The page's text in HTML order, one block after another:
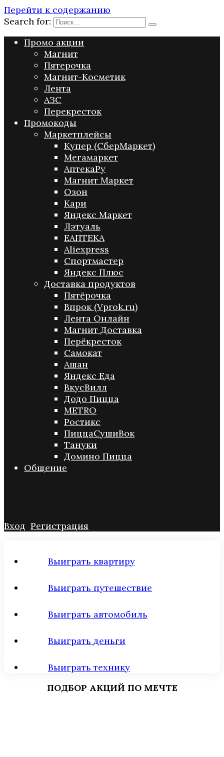
Перейти к содержанию
Search for:
Промо акции
Магнит
Пятерочка
Магнит-Косметик
Лента
АЗС
Перекресток
Промокоды
Маркетплейсы
Купер (СберМаркет)
Мегамаркет
АптекаРу
Магнит Маркет
Озон
Кари
Яндекс Маркет
Лэтуаль
ЕАПТЕКА
Aliexpress
Спортмастер
Яндекс Плюс
Доставка продуктов
Пятёрочка
Впрок (Vprok.ru)
Лента Онлайн
Магнит Доставка
Перёкресток
Самокат
Ашан
Яндекс Еда
ВкусВилл
Додо Пицца
METRO
Ростикс
ПиццаСушиВок
Тануки
Домино Пицца
Общение
Вход Регистрация
Выиграть квартиру
Выиграть путешествие
Выиграть автомобиль
Выиграть деньги
Выиграть технику
ПОДБОР АКЦИЙ ПО МЕЧТЕ